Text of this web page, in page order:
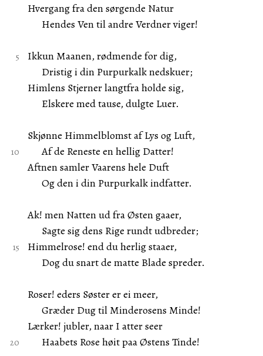
Hvergang fra den sørgende Natur
Hendes Ven til andre Verdner viger!
Ikkun Maanen, rødmende for dig,
Dristig i din Purpurkalk nedskuer;
Himlens Stjerner langtfra holde sig,
Elskere med tause, dulgte Luer.
Skjønne Himmelblomst af Lys og Luft,
Af de Reneste en hellig Datter!
Aftnen samler Vaarens hele Duft
Og den i din Purpurkalk indfatter.
Ak! men Natten ud fra Østen gaaer,
Sagte sig dens Rige rundt udbreder;
Himmelrose! end du herlig staaer,
Dog du snart de matte Blade spreder.
Roser! eders Søster er ei meer,
Græder Dug til Minderosens Minde!
Lærker! jubler, naar I atter seer
Haabets Rose høit paa Østens Tinde!